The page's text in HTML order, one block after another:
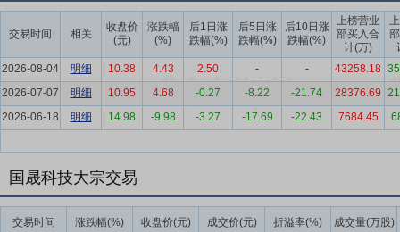
发电机组销售;光伏发电设备租赁;光伏设备及元器件销售;光伏设备及
销售;蓄电池租赁;电池零配件销售;电池零配件生产;电子专用材料制造
子元器件制造;电力设施器材制造;光通信设备制造;光通信设备销售;
电线、电缆经营;住宅水电安装维护服务;新材料技术研发;机械电气设
非电力家用器具制造;风力发电技术服务;市政设施管理;建筑工程机械
备销售;风电场相关装备销售;物业管理;停车场服务;家政服务;专业保
要点3： 光伏异质结、TOPCON等电池/组件的生产与销售、光伏电站
为业主提供可行性研究、方案设计、物资采购、设备安装、工程施工
要点4：生态园林业务
公司生态园林板块包括园林工程施工、园林
交易时间 相关
收盘价
(元)
涨跌幅
(%)
后1日涨
跌幅(%)
后5日涨
跌幅(%)
后10日涨
跌幅(%)
上榜营业
部买入合
计(万)
2026-08-04
明细 10.38 4.43 2.50 - - 43258.18
2026-07-07
明细 10.95 4.68 -0.27 -8.22 -21.74 28376.69
2026-06-18
明细 14.98 -9.98 -3.27 -17.69 -22.43 7684.45
国晟科技大宗交易
交易时间 涨跌幅(%) 收盘价(元) 成交价(元) 折溢率(%) 成交量(万股)